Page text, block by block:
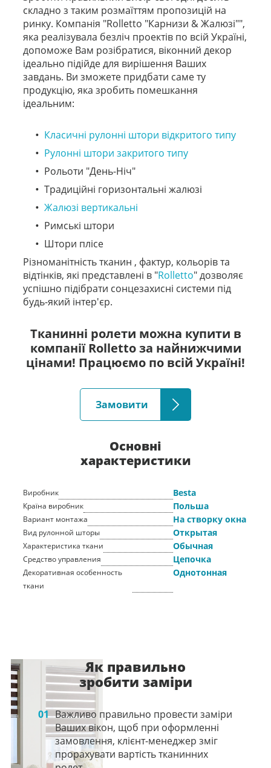
складно з таким розмаїттям пропозицій на
ринку. Компанія "Rolletto "Карнизи & Жалюзі"",
яка реалізувала безліч проектів по всій Україні,
допоможе Вам розібратися, віконний декор
ідеально підійде для вирішення Ваших
завдань. Ви зможете придбати саме ту
продукцію, яка зробить помешкання
ідеальним:
Класичні рулонні штори відкритого типу
Рулонні штори закритого типу
Рольоти "День-Ніч"
Традиційні горизонтальні жалюзі
Жалюзі вертикальні
Римські штори
Штори плісе
Різноманітність тканин , фактур, кольорів та
відтінків, які представлені в "Rolletto" дозволяє
успішно підібрати сонцезахисні системи під
будь-який інтер'єр.
Тканинні ролети можна купити в
компанії Rolletto за найнижчими
цінами! Працюємо по всій Україні!
Замовити
Основні
характеристики
Виробник Besta
Країна виробник Польша
Вариант монтажа На створку окна
Вид рулонной шторы Открытая
Характеристика ткани Обычная
Средство управления Цепочка
Декоративная особенность
ткани
Однотонная
Як правильно
зробити заміри
01 Важливо правильно провести заміри
Ваших вікон, щоб при оформленні
замовлення, клієнт-менеджер зміг
прорахувати вартість тканинних